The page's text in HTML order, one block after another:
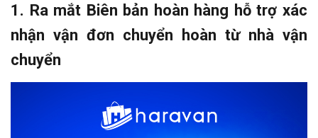
1. Ra mắt Biên bản hoàn hàng hỗ trợ xác
nhận vận đơn chuyển hoàn từ nhà vận
chuyển